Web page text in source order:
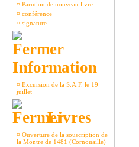
¤ Parution de nouveau livre
¤ conférence
¤ signature
Information
¤ Excursion de la S.A.F. le 19
juillet
Livres
¤ Ouverture de la souscription de
la Montre de 1481 (Cornouaille)